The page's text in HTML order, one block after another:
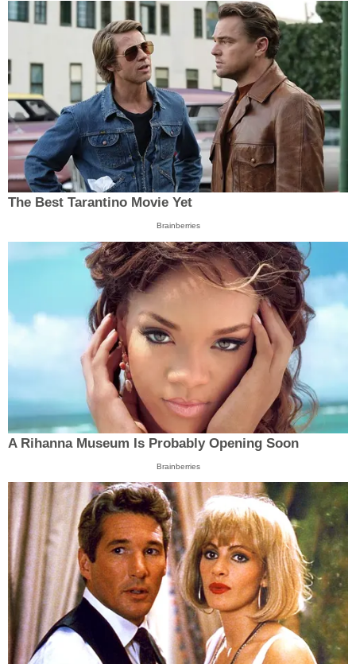
The Best Tarantino Movie Yet
Brainberries
A Rihanna Museum Is Probably Opening Soon
Brainberries